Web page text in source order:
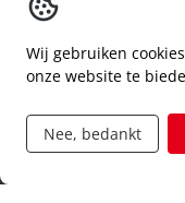
Wij gebruiken
onze website te
Nee, bedankt